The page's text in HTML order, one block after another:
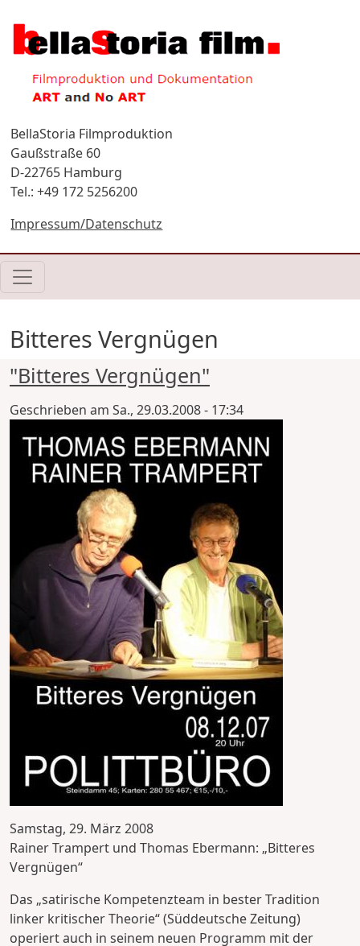
BellaStoria Filmproduktion
Gaußstraße 60
D-22765 Hamburg
Tel.: +49 172 5256200
Impressum/Datenschutz
Bitteres Vergnügen
"Bitteres Vergnügen"
Geschrieben am Sa., 29.03.2008 - 17:34
Samstag, 29. März 2008
Rainer Trampert und Thomas Ebermann: „Bitteres
Vergnügen“
Das „satirische Kompetenzteam in bester Tradition
linker kritischer Theorie“ (Süddeutsche Zeitung)
operiert auch in seinem neuen Programm mit der